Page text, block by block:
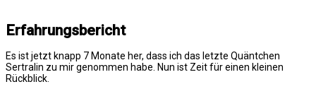
Erfahrungsbericht
Es ist jetzt knapp 7 Monate her, dass ich das letzte Quäntchen
Sertralin zu mir genommen habe. Nun ist Zeit für einen kleinen
Rückblick.